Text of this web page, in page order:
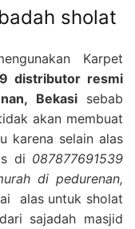
sholat
Karpet
distributor resmi
Bekasisebab
akan membuat
karena selain alas
di 087877691539
di pedurenan,
alas untuk sholat
sajadah masjid